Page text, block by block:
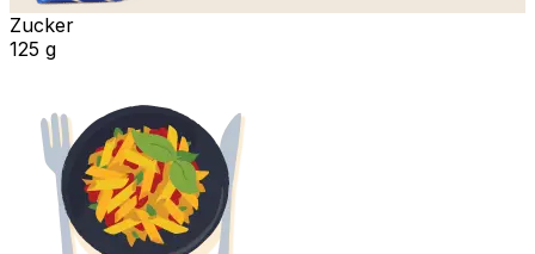
Zucker
125 g